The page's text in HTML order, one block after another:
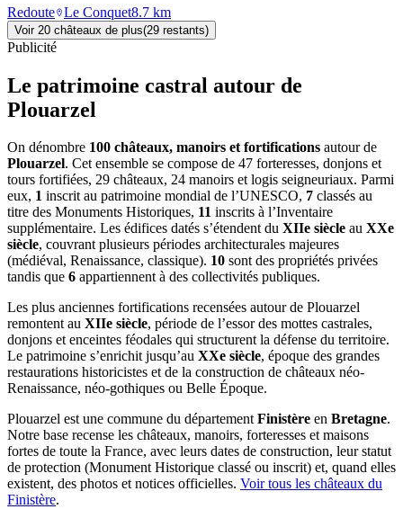
Redoute Le Conquet8.7 km
Voir 20 châteaux de plus(29 restants)
Publicité
Le patrimoine castral autour de
Plouarzel
On dénombre 100 châteaux, manoirs et fortifications autour de
Plouarzel. Cet ensemble se compose de 47 forteresses, donjons et
tours fortifiées, 29 châteaux, 24 manoirs et logis seigneuriaux. Parmi
eux, 1 inscrit au patrimoine mondial de l’UNESCO, 7 classés au
titre des Monuments Historiques, 11 inscrits à l’Inventaire
supplémentaire. Les édifices datés s’étendent du XIIe siècle au XXe
siècle, couvrant plusieurs périodes architecturales majeures
(médiéval, Renaissance, classique). 10 sont des propriétés privées
tandis que 6 appartiennent à des collectivités publiques.
Les plus anciennes fortifications recensées autour de Plouarzel
remontent au XIIe siècle, période de l’essor des mottes castrales,
donjons et enceintes féodales qui structurent la défense du territoire.
Le patrimoine s’enrichit jusqu’au XXe siècle, époque des grandes
restaurations historicistes et de la construction de châteaux néo-
Renaissance, néo-gothiques ou Belle Époque.
Plouarzel est une commune du départementFinistère en Bretagne.
Notre base recense les châteaux, manoirs, forteresses et maisons
fortes de toute la France, avec leurs dates de construction, leur statut
de protection (Monument Historique classé ou inscrit) et, quand elles
existent, des photos et notices officielles. Voir tous les châteaux du
Finistère.